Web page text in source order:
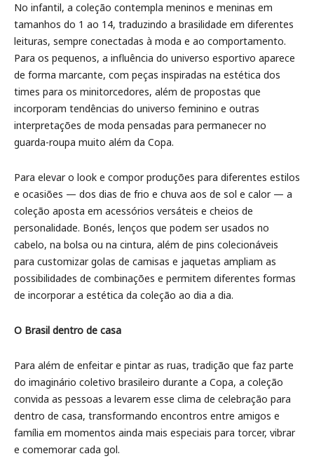
No infantil, a coleção contempla meninos e meninas em
tamanhos do 1 ao 14, traduzindo a brasilidade em diferentes
leituras, sempre conectadas à moda e ao comportamento.
Para os pequenos, a influência do universo esportivo aparece
de forma marcante, com peças inspiradas na estética dos
times para os minitorcedores, além de propostas que
incorporam tendências do universo feminino e outras
interpretações de moda pensadas para permanecer no
guarda-roupa muito além da Copa.
Para elevar o look e compor produções para diferentes estilos
e ocasiões — dos dias de frio e chuva aos de sol e calor — a
coleção aposta em acessórios versáteis e cheios de
personalidade. Bonés, lenços que podem ser usados no
cabelo, na bolsa ou na cintura, além de pins colecionáveis
para customizar golas de camisas e jaquetas ampliam as
possibilidades de combinações e permitem diferentes formas
de incorporar a estética da coleção ao dia a dia.
O Brasil dentro de casa
Para além de enfeitar e pintar as ruas, tradição que faz parte
do imaginário coletivo brasileiro durante a Copa, a coleção
convida as pessoas a levarem esse clima de celebração para
dentro de casa, transformando encontros entre amigos e
família em momentos ainda mais especiais para torcer, vibrar
e comemorar cada gol.